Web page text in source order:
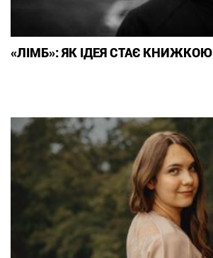
«ЛІМБ»: ЯК ІДЕЯ СТАЄ КНИЖКОЮ